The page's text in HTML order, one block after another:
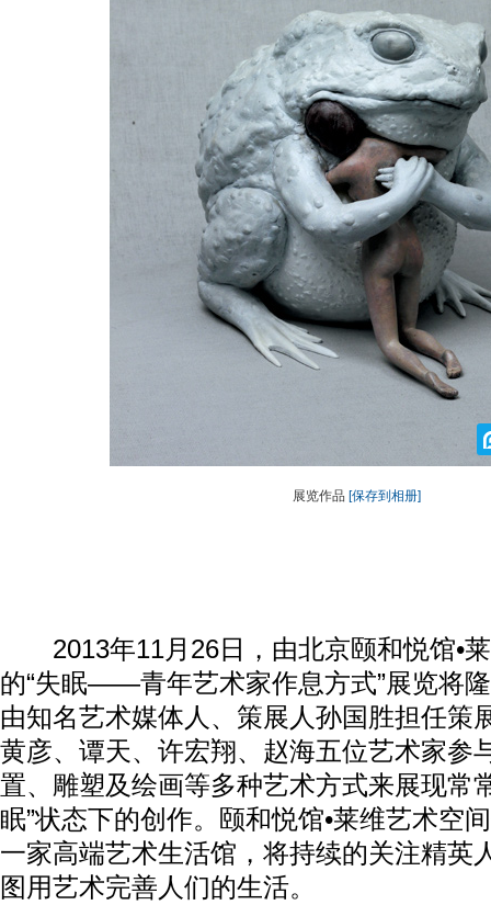
展览作品 [保存到相册]
2013年11月26日，由北京颐和悦馆•
的“失眠——青年艺术家作息方式”展览将
由知名艺术媒体人、策展人孙国胜担任策
黄彦、谭天、许宏翔、赵海五位艺术家参
置、雕塑及绘画等多种艺术方式来展现常
眠”状态下的创作。颐和悦馆•莱维艺术空
一家高端艺术生活馆，将持续的关注精英
图用艺术完善人们的生活。